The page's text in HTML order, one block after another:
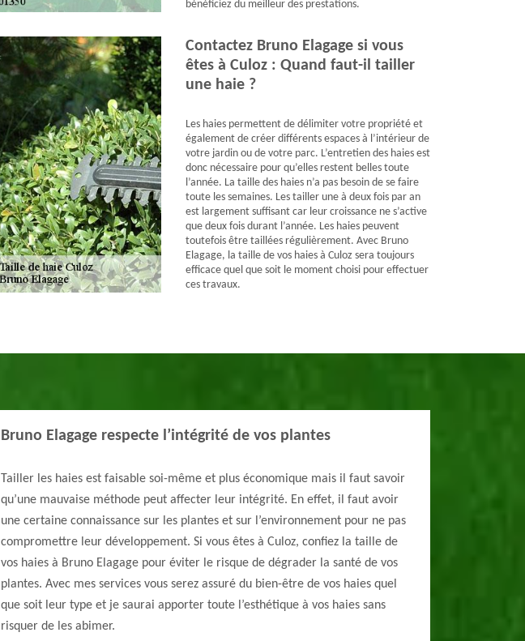
bénéficiez du meilleur des prestations.
Contactez Bruno Elagage si vous
êtes à Culoz : Quand faut-il tailler
une haie ?
Les haies permettent de délimiter votre propriété et
également de créer différents espaces à l’intérieur de
votre jardin ou de votre parc. L’entretien des haies est
donc nécessaire pour qu’elles restent belles toute
l’année. La taille des haies n’a pas besoin de se faire
toute les semaines. Les tailler une à deux fois par an
est largement suffisant car leur croissance ne s’active
que deux fois durant l’année. Les haies peuvent
toutefois être taillées régulièrement. Avec Bruno
Elagage, la taille de vos haies à Culoz sera toujours
efficace quel que soit le moment choisi pour effectuer
ces travaux.
Bruno Elagage respecte l’intégrité de vos plantes
Tailler les haies est faisable soi-même et plus économique mais il faut savoir
qu’une mauvaise méthode peut affecter leur intégrité. En effet, il faut avoir
une certaine connaissance sur les plantes et sur l’environnement pour ne pas
compromettre leur développement. Si vous êtes à Culoz, confiez la taille de
vos haies à Bruno Elagage pour éviter le risque de dégrader la santé de vos
plantes. Avec mes services vous serez assuré du bien-être de vos haies quel
que soit leur type et je saurai apporter toute l’esthétique à vos haies sans
risquer de les abimer.